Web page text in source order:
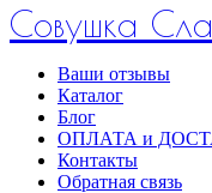
Совушка
Ваши отзывы
Каталог
Блог
ОПЛАТА и
Контакты
Обратная связь